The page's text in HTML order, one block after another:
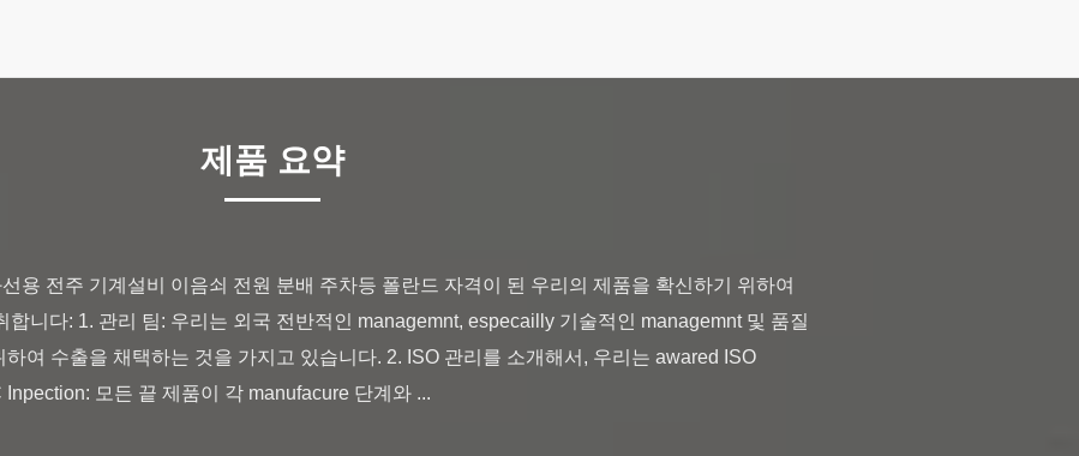
제품 요약
용 전주 기계설비 이음쇠 전원 분배 주차등 폴란드 자격이 된 우리의 제품을 확신하기 위하여
합니다: 1. 관리 팀: 우리는 외국 전반적인 managemnt, especailly 기술적인 managemnt 및 품질
여 수출을 채택하는 것을 가지고 있습니다. 2. ISO 관리를 소개해서, 우리는 awared ISO